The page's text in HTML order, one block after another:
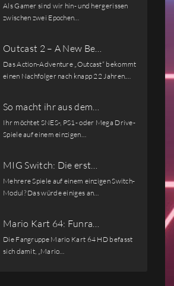
Als Gamer sind wir hin- und hergerissen
zwischen zwei Epochen…
Outcast 2 – A New Be…
Das Action-Adventure „Outcast“ bekommt
einen Nachfolger nach knapp 22 Jahren.…
So macht ihr aus dem…
Ihr möchtet SNES-, PS1- oder Mega Drive-
Spiele auf einem einzigen…
MIG Switch: Die erst…
Mehrere Spiele auf einem einzigen Switch-
Modul? Das würde einiges an…
Mario Kart 64: Funra…
Die Fangruppe Mario Kart 64 HD befasst
sich damit, „Mario…